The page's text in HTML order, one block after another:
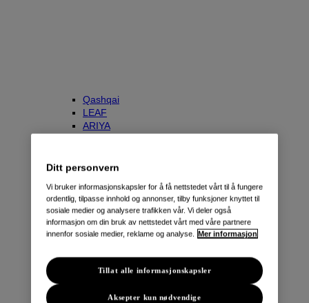
Qashqai
LEAF
ARIYA
e-NV200 Evalia
Ditt personvern
Vi bruker informasjonskapsler for å få nettstedet vårt til å fungere
ordentlig, tilpasse innhold og annonser, tilby funksjoner knyttet til
sosiale medier og analysere trafikken vår. Vi deler også
informasjon om din bruk av nettstedet vårt med våre partnere
innenfor sosiale medier, reklame og analyse. Mer informasjon
Aksepter kun nødvendige
Tillat alle informasjonskapsler